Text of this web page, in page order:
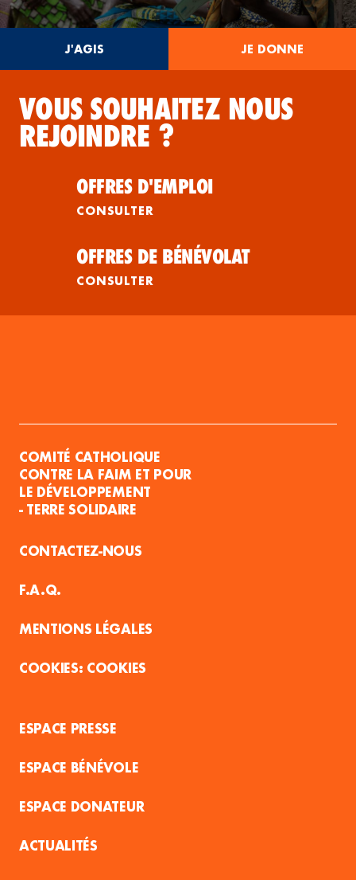
J'AGIS JE DONNE
VOUS SOUHAITEZ NOUS
REJOINDRE ?
OFFRES D'EMPLOI
CONSULTER
OFFRES DE BÉNÉVOLAT
CONSULTER
COMITÉ CATHOLIQUE
CONTRE LA FAIM ET POUR
LE DÉVELOPPEMENT
- TERRE SOLIDAIRE
CONTACTEZ-NOUS
F.A.Q.
MENTIONS LÉGALES
COOKIES
ESPACE PRESSE
ESPACE BÉNÉVOLE
ESPACE DONATEUR
ACTUALITÉS